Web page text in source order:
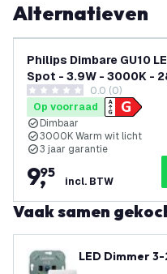
Alternatieven
Philips Dimbare GU10
Spot - 3.9W - 3000K -
Lumen - Transparant
0 score sterren0.0 (0)
Op voorraad
Dimbaar
3000K Warm wit licht
3 jaar garantie
9,
95
incl. BTW
Vaak samen
LED Dimmer